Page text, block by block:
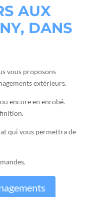
AUX
DANS
vous proposons
extérieurs.
encore en enrobé.
qui vous permettra de